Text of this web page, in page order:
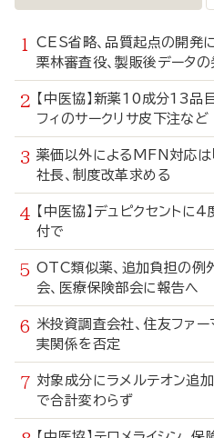
CES省略、品質起点の開
栗林審査役、製販後データ
【中医協】新薬10成分13
フィのサークリサ皮下注など
薬価以外によるMFN対応は
社長、制度改革求める
【中医協】デュピクセン
付で
OTC類似薬、追加負担の
会、医療保険部会に報告へ
米投資調査会社、住友ファ
実関係を否定
対象成分にラメルテオン
で合計変わらず